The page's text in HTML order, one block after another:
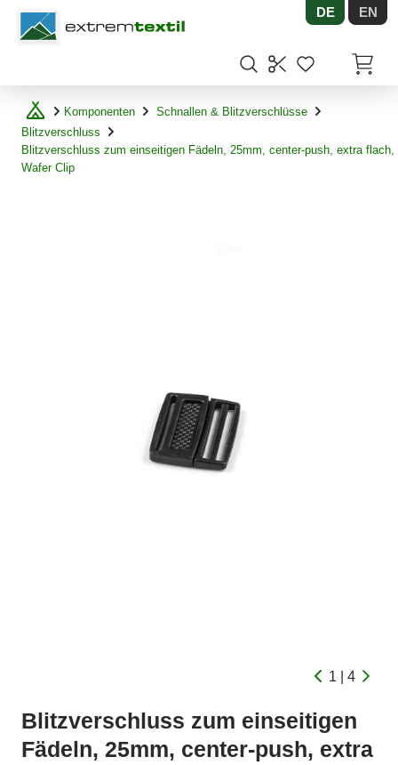
Shopware DE EN
Komponenten
Schnallen & Blitzverschlüsse
Blitzverschluss
Blitzverschluss zum einseitigen Fädeln, 25mm, center-push, extra flach,
Wafer Clip
1 | 4
Blitzverschluss zum einseitigen
Fädeln, 25mm, center-push, extra